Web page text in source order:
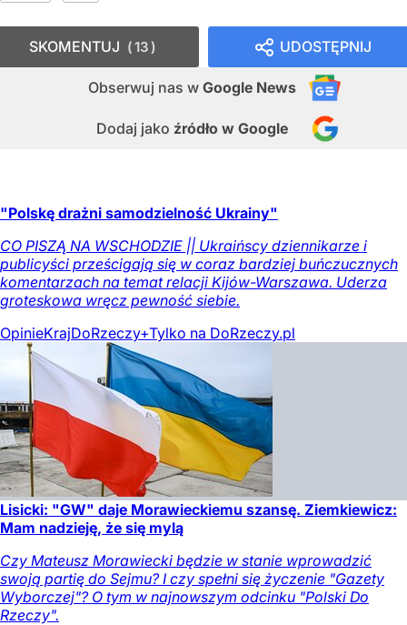
UDOSTĘPNIJ
Obserwuj nas w Google News
Dodaj jako źródło w Google
SKOMENTUJ 13
"Polskę drażni samodzielność Ukrainy"
CO PISZĄ NA WSCHODZIE || Ukraińscy dziennikarze i
publicyści prześcigają się w coraz bardziej buńczucznych
komentarzach na temat relacji Kijów-Warszawa. Uderza
groteskowa wręcz pewność siebie.
OpinieKrajDoRzeczy+Tylko na DoRzeczy.pl
Lisicki: "GW" daje Morawieckiemu szansę. Ziemkiewicz:
Mam nadzieję, że się mylą
Czy Mateusz Morawiecki będzie w stanie wprowadzić
swoją partię do Sejmu? I czy spełni się życzenie "Gazety
Wyborczej"? O tym w najnowszym odcinku "Polski Do
Rzeczy".